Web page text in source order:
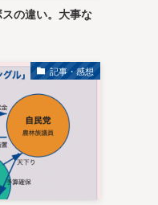
の違い。大事な
記事・感想